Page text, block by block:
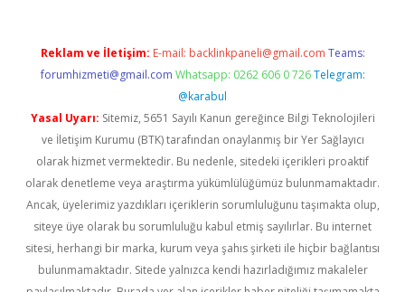
Reklam ve İletişim: E-mail: backlinkpaneli@gmail.com Teams:
forumhizmeti@gmail.com Whatsapp: 0262 606 0 726 Telegram:
@karabul
Yasal Uyarı: Sitemiz, 5651 Sayılı Kanun gereğince Bilgi Teknolojileri
ve İletişim Kurumu (BTK) tarafından onaylanmış bir Yer Sağlayıcı
olarak hizmet vermektedir. Bu nedenle, sitedeki içerikleri proaktif
olarak denetleme veya araştırma yükümlülüğümüz bulunmamaktadır.
Ancak, üyelerimiz yazdıkları içeriklerin sorumluluğunu taşımakta olup,
siteye üye olarak bu sorumluluğu kabul etmiş sayılırlar. Bu internet
sitesi, herhangi bir marka, kurum veya şahıs şirketi ile hiçbir bağlantısı
bulunmamaktadır. Sitede yalnızca kendi hazırladığımız makaleler